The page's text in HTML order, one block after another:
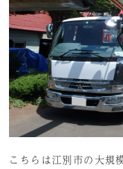
こちらは江別市の大規